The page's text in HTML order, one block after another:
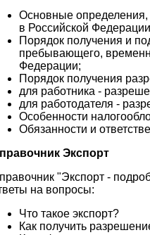
Основные определения,
в Российской
Порядок получения и
пребывающего,
Федерации;
Порядок получения
для работника -
для работодателя -
Особенности
Обязанности и
Экспорт
"Экспорт -
на вопросы:
Что такое экспорт?
Как получить